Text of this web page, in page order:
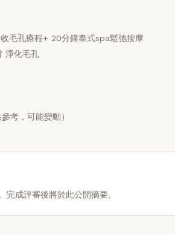
毛孔療程+ 20分鐘泰式spa鬆弛按摩
淨化毛孔
參考，可能變動）
完成評審後將於此公開摘要。